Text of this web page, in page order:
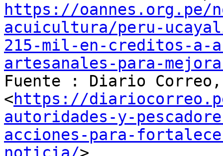
https://oannes.org.pe/
acuicultura/peru-
215-mil-en-creditos-a-
artesanales-para-
Fuente : Diario Correo,
<https://
autoridades-y-
acciones-para-